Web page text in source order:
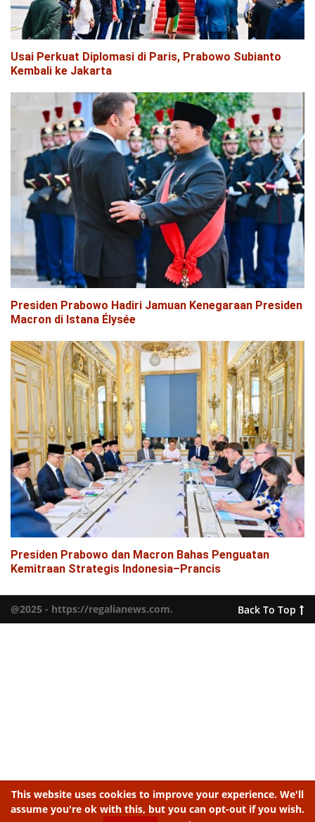
Usai Perkuat Diplomasi di Paris, Prabowo Subianto
Kembali ke Jakarta
Presiden Prabowo Hadiri Jamuan Kenegaraan Presiden
Macron di Istana Élysée
Presiden Prabowo dan Macron Bahas Penguatan
Kemitraan Strategis Indonesia–Prancis
@2025 - https://regalianews.com. Back To Top
This website uses cookies to improve your experience. We'll
assume you're ok with this, but you can opt-out if you wish.